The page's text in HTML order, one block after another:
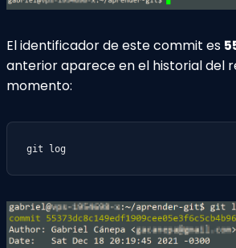
El identificador de este commit es
anterior aparece en el historial del
momento:
git log